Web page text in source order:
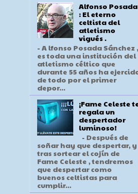
Alfonso Posada
: El eterno
celtista del
atletismo
vigués .
- A lfonso Posada Sánchez ,
es toda una institución del
atletismo céltico que
durante 55 años ha
de todo por el primer
depor...
¡Fame Celeste
regala un
despertador
luminoso!
- Después de
soñar hay que despertar, y
tras sortear el cojín de
Fame Celeste , tendremos
que despertar como
buenos celtistas para
cumplir...